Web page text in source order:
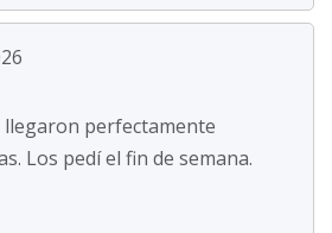
llegaron perfectamente
Los pedí el fin de semana.